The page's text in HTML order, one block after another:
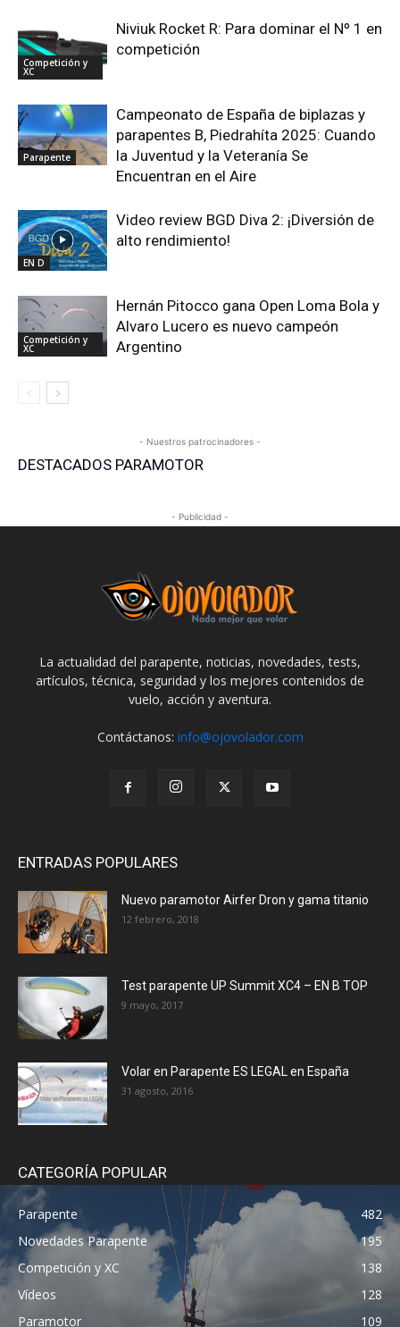
Competición y
XC
Niviuk Rocket R: Para dominar el Nº 1 en
competición
Parapente
Campeonato de España de biplazas y
parapentes B, Piedrahíta 2025: Cuando
la Juventud y la Veteranía Se
Encuentran en el Aire
EN D
Video review BGD Diva 2: ¡Diversión de
alto rendimiento!
Competición y
XC
Hernán Pitocco gana Open Loma Bola y
Alvaro Lucero es nuevo campeón
Argentino
- Nuestros patrocinadores -
DESTACADOS PARAMOTOR
- Publicidad -
La actualidad del parapente, noticias, novedades, tests,
artículos, técnica, seguridad y los mejores contenidos de
vuelo, acción y aventura.
Contáctanos: info@ojovolador.com
ENTRADAS POPULARES
Nuevo paramotor Airfer Dron y gama titanio
12 febrero, 2018
Test parapente UP Summit XC4 – EN B TOP
9 mayo, 2017
Volar en Parapente ES LEGAL en España
31 agosto, 2016
CATEGORÍA POPULAR
Parapente
482
Novedades Parapente
195
Competición y XC
138
Vídeos
128
Paramotor
109